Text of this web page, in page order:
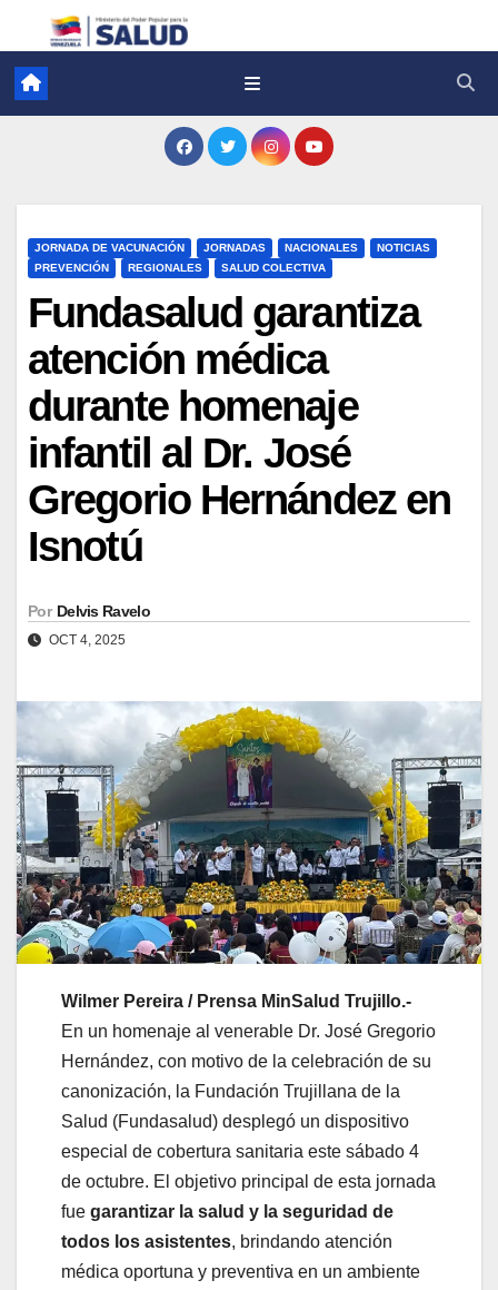
JORNADA DE VACUNACIÓN JORNADAS NACIONALES
NOTICIAS
PREVENCIÓN
REGIONALES SALUD COLECTIVA
Fundasalud garantiza
atención médica
durante homenaje
infantil al Dr. José
Gregorio Hernández en
Isnotú
Por Delvis Ravelo
OCT 4, 2025
Wilmer Pereira / Prensa MinSalud Trujillo.-
En un homenaje al venerable Dr. José Gregorio
Hernández, con motivo de la celebración de su
canonización, la Fundación Trujillana de la
Salud (Fundasalud) desplegó un dispositivo
especial de cobertura sanitaria este sábado 4
de octubre. El objetivo principal de esta jornada
fue garantizar la salud y la seguridad de
todos los asistentes, brindando atención
médica oportuna y preventiva en un ambiente